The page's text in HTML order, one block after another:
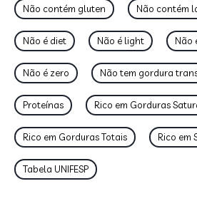
Não contém gluten Não contém
Não é diet Não é light Não
Não é zero Não tem gordura
Proteínas Rico em Gorduras
Rico em Gorduras Totais Rico em
Tabela UNIFESP